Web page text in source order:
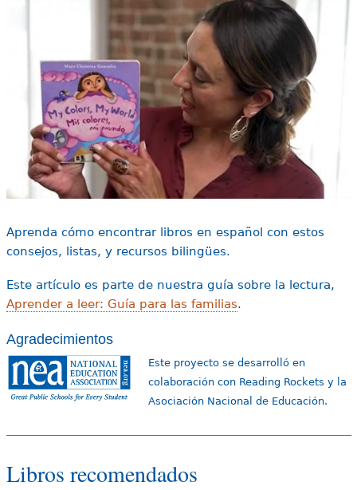
Aprenda cómo encontrar libros en español con estos
consejos, listas, y recursos bilingües.
Este artículo es parte de nuestra guía sobre la lectura,
Aprender a leer: Guía para las familias.
Agradecimientos
Este proyecto se desarrolló en
colaboración con Reading Rockets y la
Asociación Nacional de Educación.
Libros recomendados